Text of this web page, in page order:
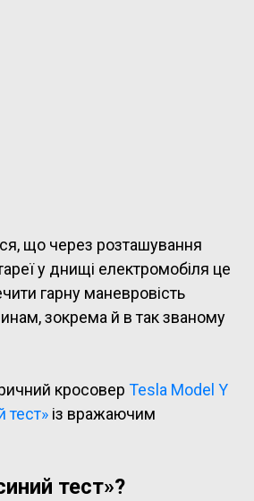
що через розташування
у днищі електромобіля це
гарну маневровість
зокрема й в так званому
кросовер Tesla Model Y
тест» із вражаючим
тест»?